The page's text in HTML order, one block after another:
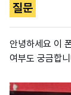
질문
안녕하세요 이
여부도 궁금합